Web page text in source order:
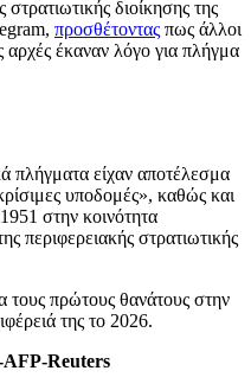
στρατιωτικής διοίκησης της
προσθέτοντας πως άλλοι
αρχές έκαναν λόγο για πλήγμα
πλήγματα είχαν αποτέλεσμα
υποδομές», καθώς και
στην κοινότητα
περιφερειακής στρατιωτικής
τους πρώτους θανάτους στην
της το 2026.
Reuters